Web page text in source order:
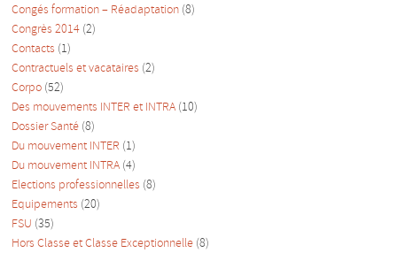
Congés formation – Réadaptation (8)
Congrès 2014 (2)
Contacts (1)
Contractuels et vacataires (2)
Corpo (52)
Des mouvements INTER et INTRA (10)
Dossier Santé (8)
Du mouvement INTER (1)
Du mouvement INTRA (4)
Elections professionnelles (8)
Equipements (20)
FSU (35)
Hors Classe et Classe Exceptionnelle (8)